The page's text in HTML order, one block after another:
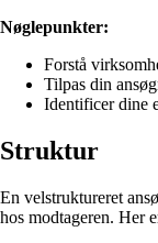
Nøglepunkter:
Forstå
Tilpas din
Identificer dine
Struktur
En velstruktureret
hos modtageren. Her